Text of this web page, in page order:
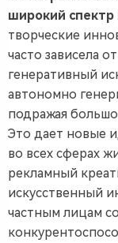
широкий
творческие
часто зависела
генеративный
автономно
подражая
Это дает новые
во всех сферах
рекламный
искусственный
частным лицам